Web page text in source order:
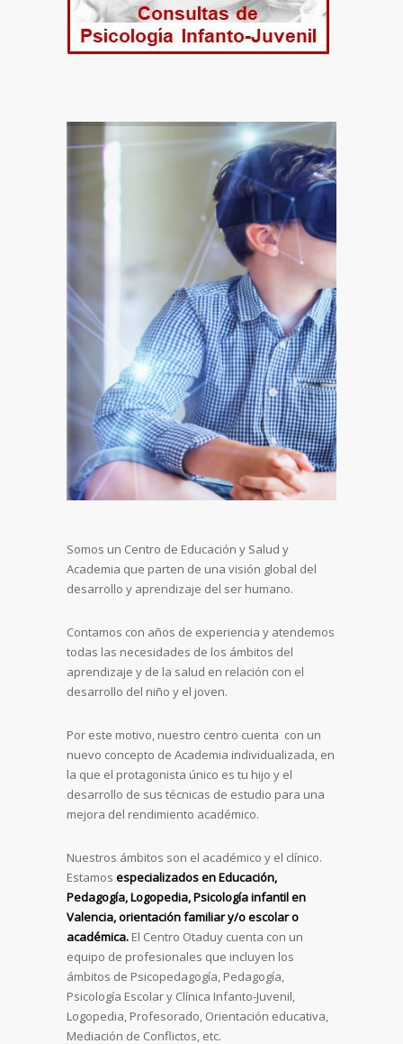
Somos un Centro de Educación y Salud y
Academia que parten de una visión global del
desarrollo y aprendizaje del ser humano.
Contamos con años de experiencia y atendemos
todas las necesidades de los ámbitos del
aprendizaje y de la salud en relación con el
desarrollo del niño y el joven.
Por este motivo, nuestro centro cuenta con un
nuevo concepto de Academia individualizada, en
la que el protagonista único es tu hijo y el
desarrollo de sus técnicas de estudio para una
mejora del rendimiento académico.
Nuestros ámbitos son el académico y el clínico.
Estamos especializados en Educación,
Pedagogía, Logopedia, Psicología infantil en
Valencia, orientación familiar y/o escolar o
académica. El Centro Otaduy cuenta con un
equipo de profesionales que incluyen los
ámbitos de Psicopedagogía, Pedagogía,
Psicología Escolar y Clínica Infanto-Juvenil,
Logopedia, Profesorado, Orientación educativa,
Mediación de Conflictos, etc.